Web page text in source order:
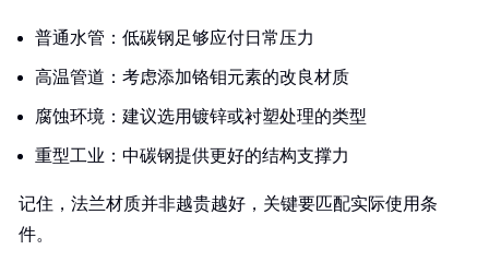
普通水管：低碳钢足够应付日常压力
高温管道：考虑添加铬钼元素的改良材质
腐蚀环境：建议选用镀锌或衬塑处理的类型
重型工业：中碳钢提供更好的结构支撑力
记住，法兰材质并非越贵越好，关键要匹配实际使用条
件。